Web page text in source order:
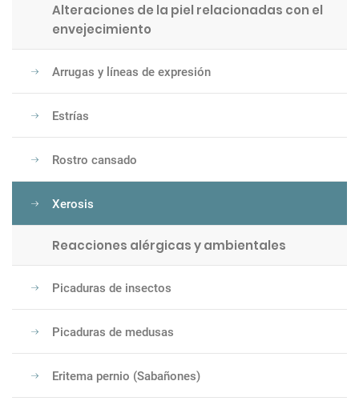
Alteraciones de la piel relacionadas con el
envejecimiento
Arrugas y líneas de expresión
Estrías
Rostro cansado
Xerosis
Reacciones alérgicas y ambientales
Picaduras de insectos
Picaduras de medusas
Eritema pernio (Sabañones)